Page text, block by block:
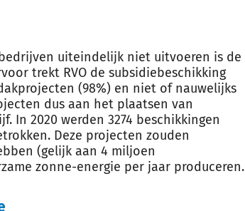
uiteindelijk niet uitvoeren is de
trekt RVO de subsidiebeschikking
(98%) en niet of nauwelijks
dus aan het plaatsen van
In 2020 werden 3274 beschikkingen
Deze projecten zouden
(gelijk aan 4 miljoen
zonne-energie per jaar produceren.